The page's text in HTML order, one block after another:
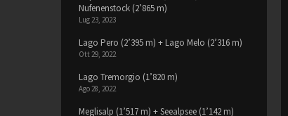
Nufenenstock (2’865 m)
Lug 23, 2023
Lago Pero (2’395 m) + Lago Melo (2’316 m)
Ott 29, 2022
Lago Tremorgio (1’820 m)
Ago 28, 2022
Meglisalp (1’517 m) + Seealpsee (1’142 m)